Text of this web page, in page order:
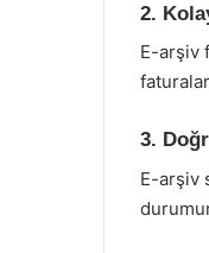
2.
E-arşiv
3.
E-arşiv